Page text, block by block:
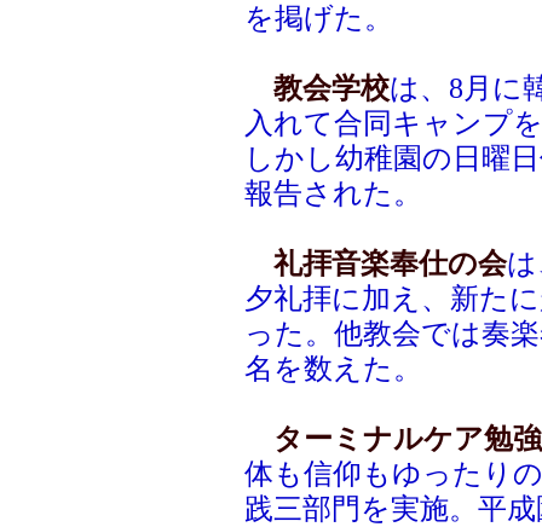
を掲げた。
教会学校は、8月に
入れて合同キャンプ
しかし幼稚園の日曜
報告された。
礼拝音楽奉仕の会
夕礼拝に加え、新た
った。他教会では奏
名を数えた。
ターミナルケア勉
体も信仰もゆったり
践三部門を実施。平